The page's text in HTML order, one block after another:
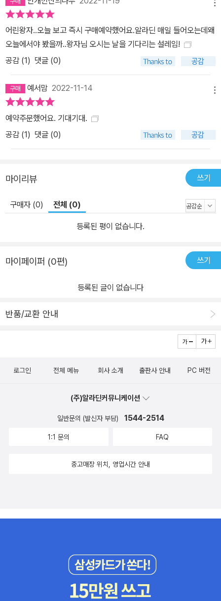
어린왕자..오늘 보고 즉시 구매예약했어요.알라딘 매일 들어오는데왜
오늘에서야 봤을까..왕자님 오시는 날을 기다리는 설레임!
공감 (1) 댓글 (0)
예서맘 2022-11-14
예약주문했어요. 기대기대.
공감 (1) 댓글 (0)
마이리뷰 쓰기
구매자 (0) 전체 (0)
등록된 평이 없습니다.
마이페이퍼 (0편) 쓰기
등록된 글이 없습니다
반품/교환 안내
로그인 전체 메뉴 회사 소개 출판사 안내 PC 버전
(주)알라딘커뮤니케이션
일반문의 (발신자 부담) 1544-2514
1:1 문의 FAQ
중고매장 위치, 영업시간 안내